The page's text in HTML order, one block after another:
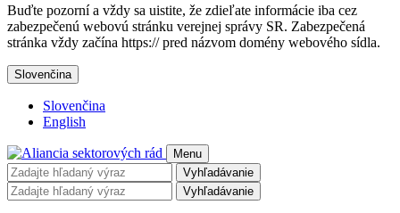
Buďte pozorní a vždy sa uistite, že zdieľate informácie iba cez
zabezpečenú webovú stránku verejnej správy SR. Zabezpečená
stránka vždy začína https:// pred názvom domény webového sídla.
Slovenčina
Slovenčina
English
Menu
Vyhľadávanie
Vyhľadávanie